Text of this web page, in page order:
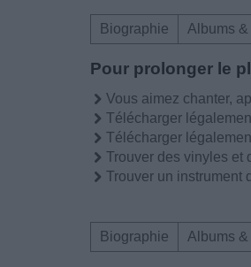
Biographie Albums
Pour prolonger le
Vous aimez chanter,
Télécharger
Télécharger
Trouver des vinyles et
Trouver un instrument
Biographie Albums &